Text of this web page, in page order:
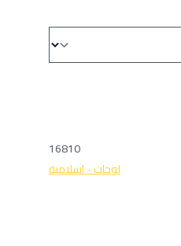
16810
لوحات - اسلامية